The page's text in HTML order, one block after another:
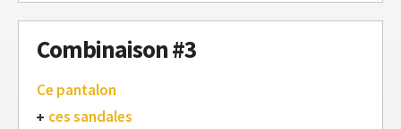
Combinaison #3
Ce pantalon
ces sandales